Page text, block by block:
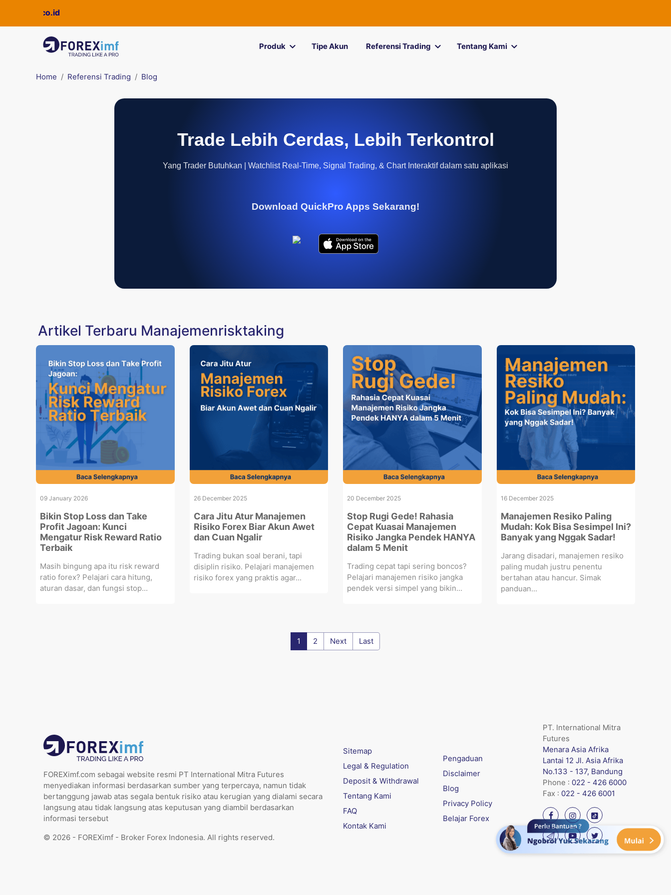
Produk Tipe Akun Referensi Trading Tentang Kami
Home Referensi Trading Blog
Trade Lebih Cerdas, Lebih Terkontrol
Yang Trader Butuhkan | Watchlist Real-Time, Signal Trading, & Chart Interaktif dalam satu aplikasi
Download QuickPro Apps Sekarang!
Artikel Terbaru Manajemenrisktaking
09 January 2026
Bikin Stop Loss dan Take
Profit Jagoan: Kunci
Mengatur Risk Reward Ratio
Terbaik
Masih bingung apa itu risk reward
ratio forex? Pelajari cara hitung,
aturan dasar, dan fungsi stop...
26 December 2025
Cara Jitu Atur Manajemen
Risiko Forex Biar Akun Awet
dan Cuan Ngalir
Trading bukan soal berani, tapi
disiplin risiko. Pelajari manajemen
risiko forex yang praktis agar...
20 December 2025
Stop Rugi Gede! Rahasia
Cepat Kuasai Manajemen
Risiko Jangka Pendek HANYA
dalam 5 Menit
Trading cepat tapi sering boncos?
Pelajari manajemen risiko jangka
pendek versi simpel yang bikin...
16 December 2025
Manajemen Resiko Paling
Mudah: Kok Bisa Sesimpel Ini?
Banyak yang Nggak Sadar!
Jarang disadari, manajemen resiko
paling mudah justru penentu
bertahan atau hancur. Simak
panduan...
1 2 Next Last
FOREXimf.com sebagai website resmi PT International Mitra Futures
menyediakan informasi berdasarkan sumber yang terpercaya, namun tidak
bertanggung jawab atas segala bentuk risiko atau kerugian yang dialami secara
langsung atau tidak langsung atas keputusan yang diambil berdasarkan
informasi tersebut
© 2026 - FOREXimf - Broker Forex Indonesia. All rights reserved.
Sitemap
Legal & Regulation
Deposit & Withdrawal
Tentang Kami
FAQ
Kontak Kami
Pengaduan
Disclaimer
Blog
Privacy Policy
Belajar Forex
PT. International Mitra
Futures
Menara Asia Afrika
Lantai 12 Jl. Asia Afrika
No.133 - 137, Bandung
Phone : 022 - 426 6000
Fax : 022 - 426 6001